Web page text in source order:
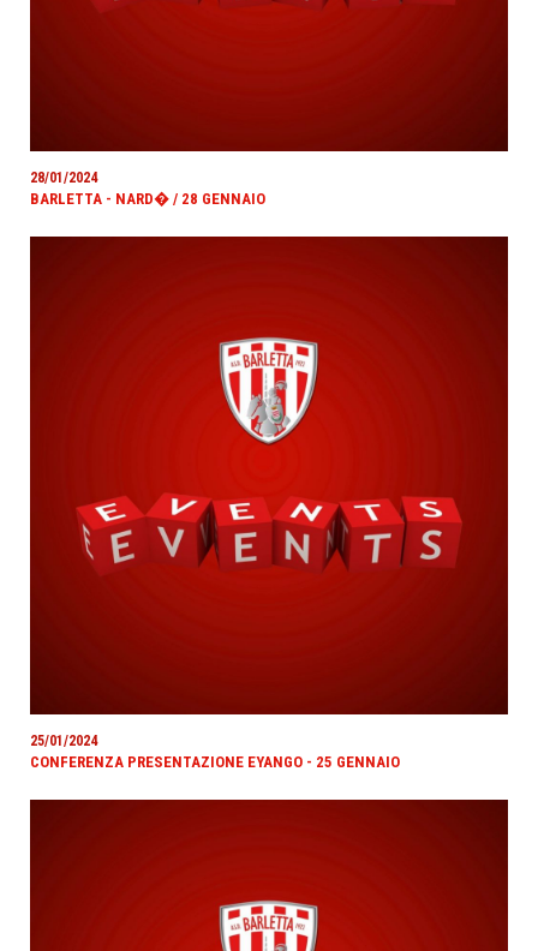
28/01/2024
BARLETTA - NARD� / 28 GENNAIO
25/01/2024
CONFERENZA PRESENTAZIONE EYANGO - 25 GENNAIO